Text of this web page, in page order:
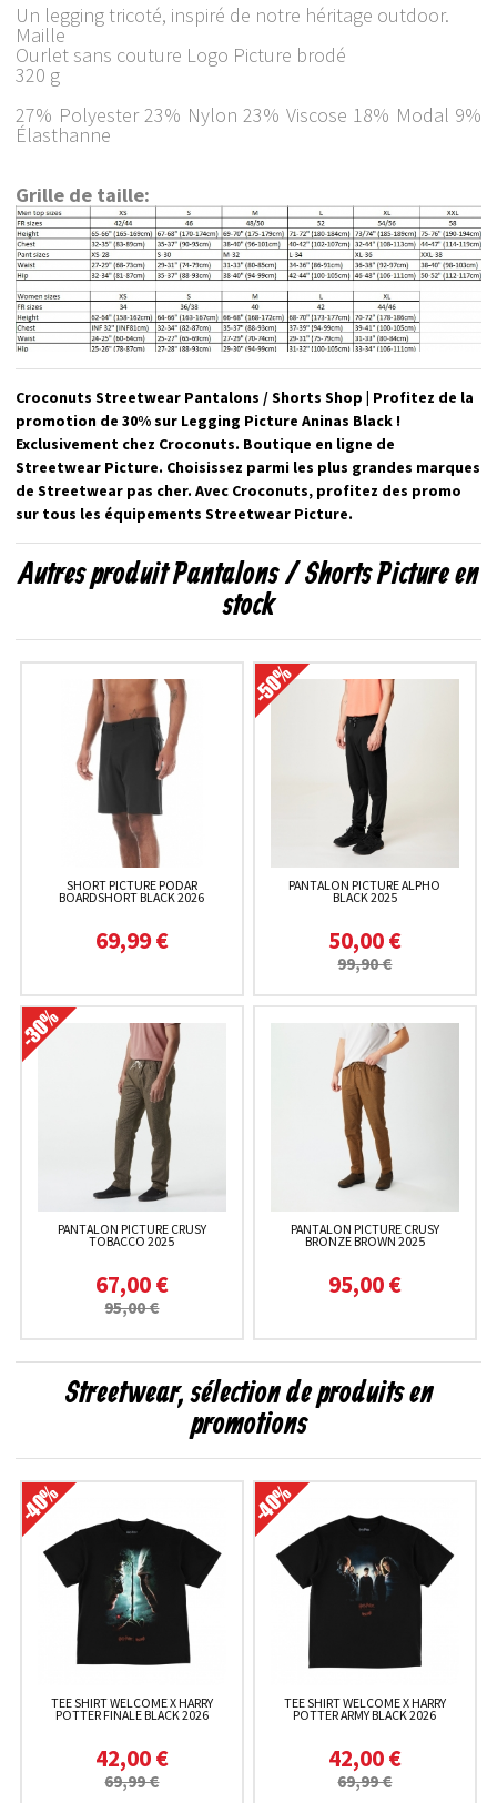
Un legging tricoté, inspiré de notre héritage outdoor.
Maille
Ourlet sans couture Logo Picture brodé
320 g
27% Polyester 23% Nylon 23% Viscose 18% Modal 9%
Élasthanne
Grille de taille:
Croconuts Streetwear Pantalons / Shorts Shop | Profitez de la
promotion de 30% sur Legging Picture Aninas Black !
Exclusivement chez Croconuts. Boutique en ligne de
Streetwear Picture. Choisissez parmi les plus grandes marques
de Streetwear pas cher. Avec Croconuts, profitez des promo
sur tous les équipements Streetwear Picture.
Autres produit Pantalons / Shorts Picture en
stock
SHORT PICTURE PODAR
BOARDSHORT BLACK 2026
69,99 €
PANTALON PICTURE ALPHO
BLACK 2025
50,00 €
99,90 €
PANTALON PICTURE CRUSY
TOBACCO 2025
67,00 €
95,00 €
PANTALON PICTURE CRUSY
BRONZE BROWN 2025
95,00 €
Streetwear, sélection de produits en
promotions
TEE SHIRT WELCOME X HARRY
POTTER FINALE BLACK 2026
42,00 €
69,99 €
TEE SHIRT WELCOME X HARRY
POTTER ARMY BLACK 2026
42,00 €
69,99 €